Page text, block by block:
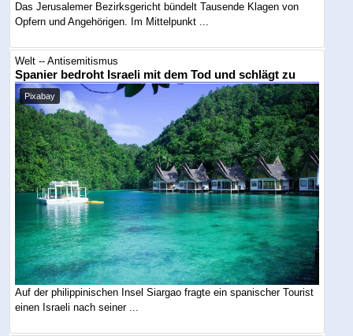
Das Jerusalemer Bezirksgericht bündelt Tausende Klagen von
Opfern und Angehörigen. Im Mittelpunkt ...
Welt -- Antisemitismus
Spanier bedroht Israeli mit dem Tod und schlägt zu
Pixabay
Auf der philippinischen Insel Siargao fragte ein spanischer Tourist
einen Israeli nach seiner ...